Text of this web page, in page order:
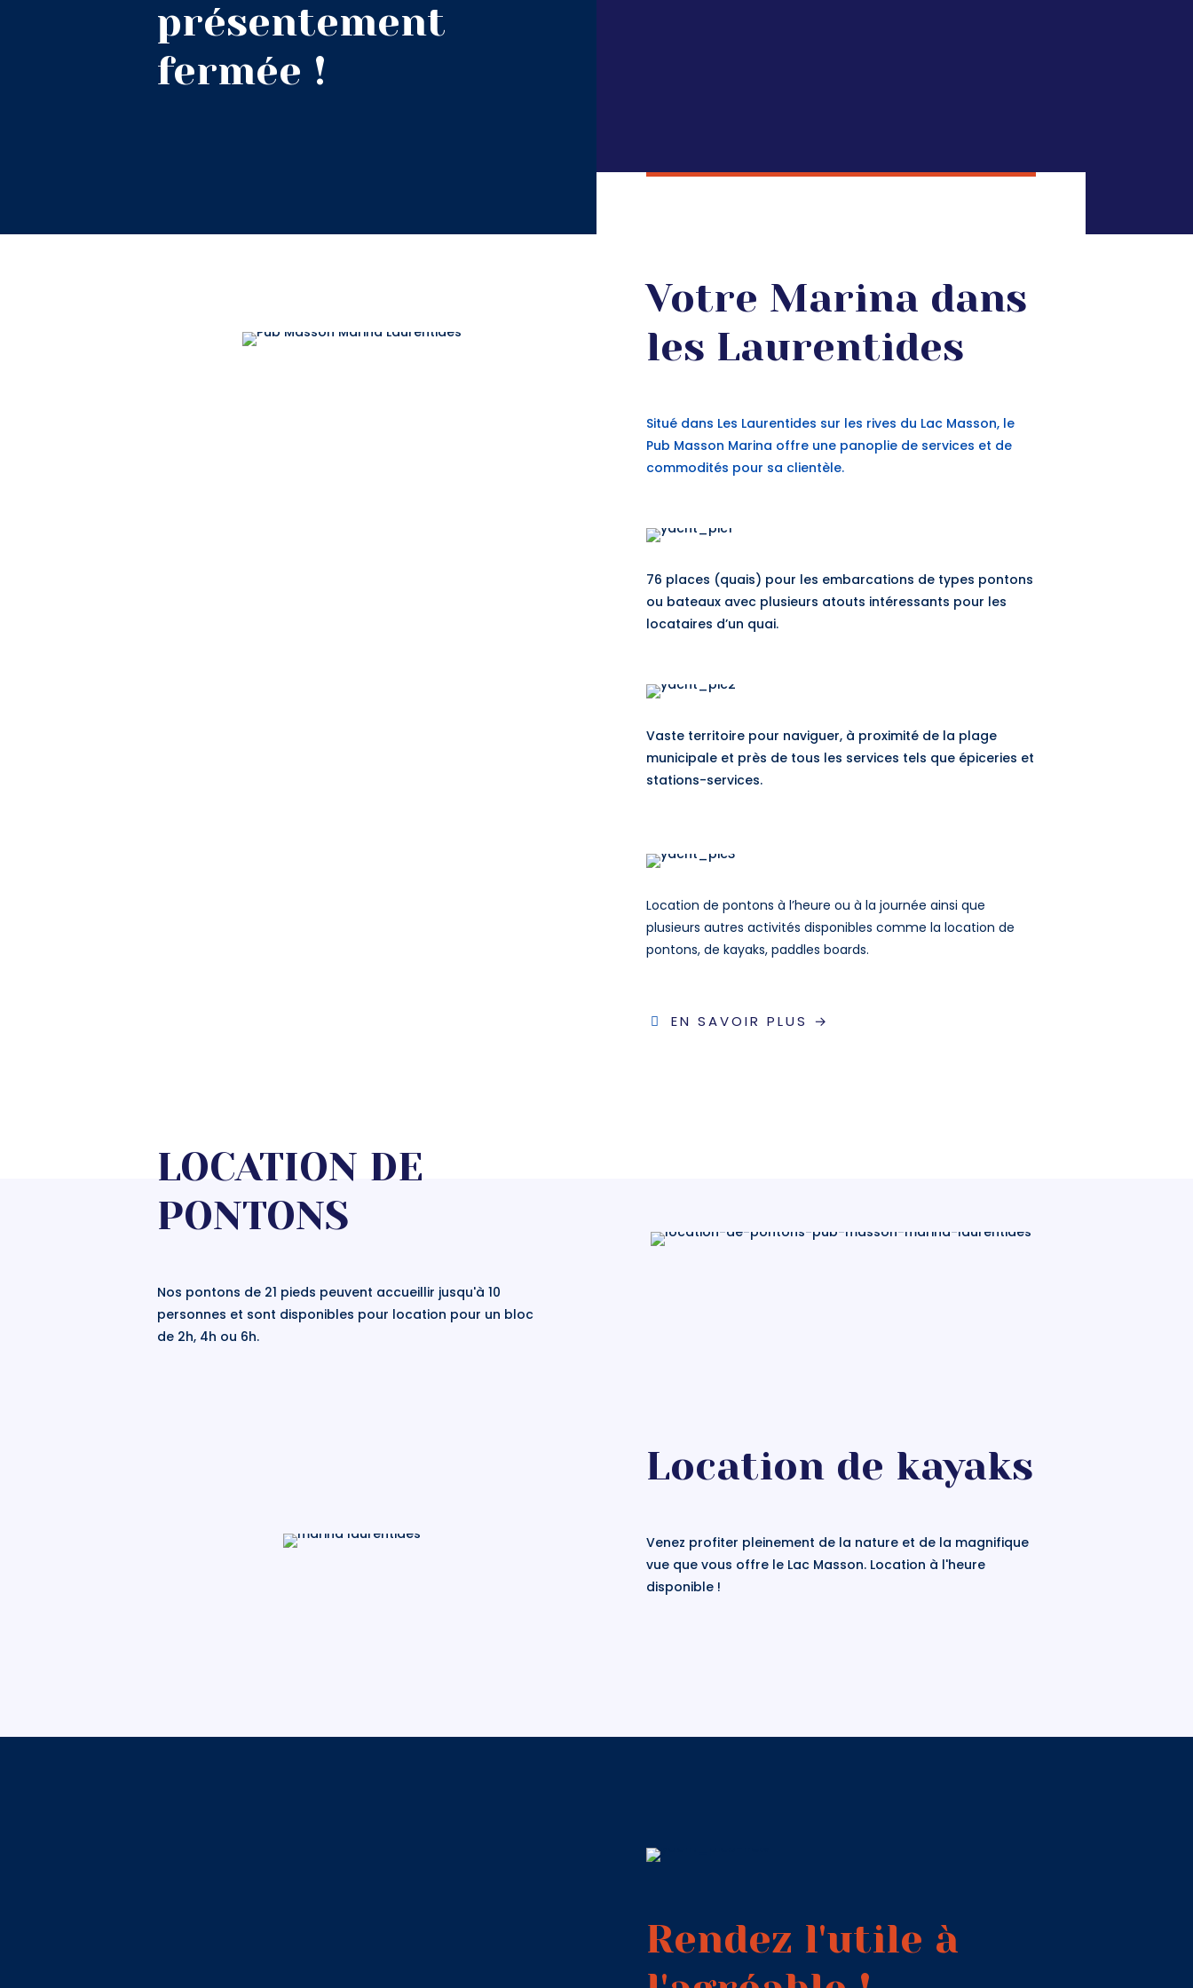
présentement
fermée !
Votre Marina dans
les Laurentides
Situé dans Les Laurentides sur les rives du Lac Masson, le
Pub Masson Marina offre une panoplie de services et de
commodités pour sa clientèle.
76 places (quais) pour les embarcations de types pontons
ou bateaux avec plusieurs atouts intéressants pour les
locataires d’un quai.
Vaste territoire pour naviguer, à proximité de la plage
municipale et près de tous les services tels que épiceries et
stations-services.
Location de pontons à l’heure ou à la journée ainsi que
plusieurs autres activités disponibles comme la location de
pontons, de kayaks, paddles boards.
EN SAVOIR PLUS →
LOCATION DE
PONTONS
Nos pontons de 21 pieds peuvent accueillir jusqu'à 10
personnes et sont disponibles pour location pour un bloc
de 2h, 4h ou 6h.
Location de kayaks
Venez profiter pleinement de la nature et de la magnifique
vue que vous offre le Lac Masson. Location à l'heure
disponible !
Rendez l'utile à